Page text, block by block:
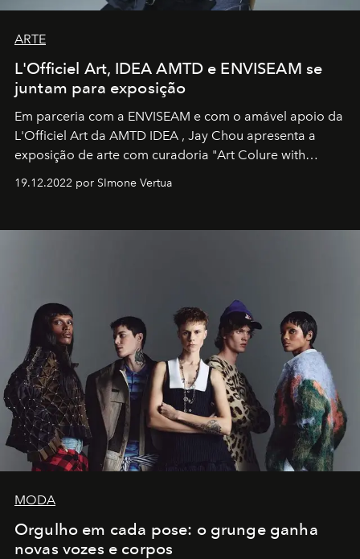
ARTE
L'Officiel Art, IDEA AMTD e ENVISEAM se
juntam para exposição
Em parceria com a ENVISEAM e com o amável apoio da
L'Officiel Art da AMTD IDEA , Jay Chou apresenta a
exposição de arte com curadoria "Art Colure with
19.12.2022 por SImone Vertua
MODA
Orgulho em cada pose: o grunge ganha
novas vozes e corpos